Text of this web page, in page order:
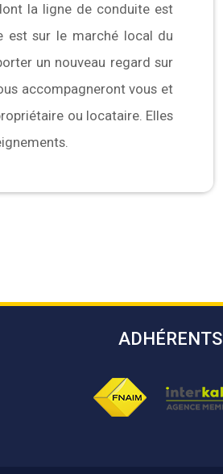
la ligne de conduite est
est sur le marché local du
un nouveau regard sur
accompagneront vous et
ou locataire. Elles
ADHÉRENTS